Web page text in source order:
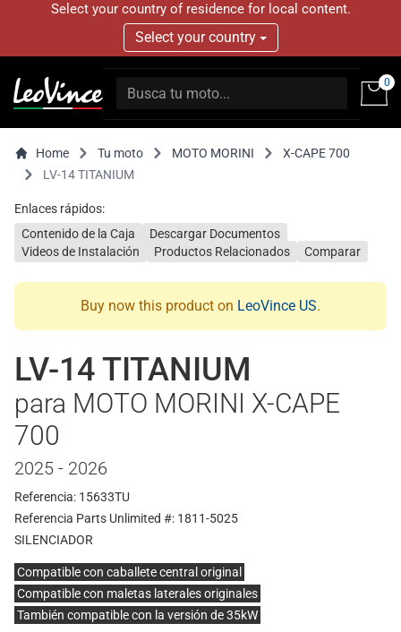
Select your country of residence for local content.
Select your country
0
Home Tu moto MOTO MORINI
X-CAPE 700
LV-14 TITANIUM
Enlaces rápidos:
Contenido de la Caja
Descargar Documentos
Videos de Instalación
Productos Relacionados Comparar
Buy now this product on LeoVince US.
LV-14 TITANIUM
para MOTO MORINI X-CAPE
700
2025 - 2026
Referencia: 15633TU
Referencia Parts Unlimited #: 1811-5025
SILENCIADOR
Compatible con caballete central original
Compatible con maletas laterales originales
También compatible con la versión de 35kW